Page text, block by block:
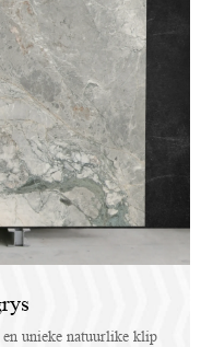
en unieke natuurlike klip